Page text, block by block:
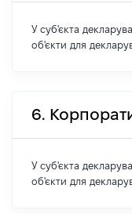
У суб'єкта
об'єкти для
6.
У суб'єкта
об'єкти для